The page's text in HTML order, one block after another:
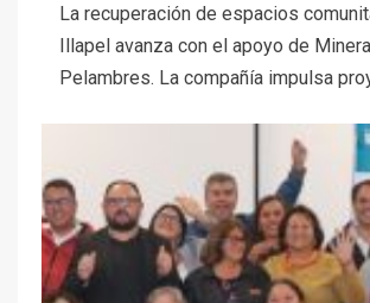
La recuperación de espacios
Illapel avanza con el apoyo de
Pelambres. La compañía impulsa